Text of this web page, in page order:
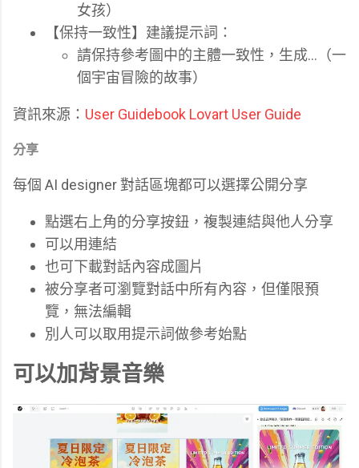
女孩）
【保持一致性】建議提示詞：
請保持參考圖中的主體一致性，生成…（一
個宇宙冒險的故事）
資訊來源： User Guidebook Lovart User Guide
分享
每個 AI designer 對話區塊都可以選擇公開分享
點選右上角的分享按鈕，複製連結與他人分享
可以用連結
也可下載對話內容成圖片
被分享者可瀏覽對話中所有內容，但僅限預
覽，無法編輯
別人可以取用提示詞做參考始點
可以加背景音樂